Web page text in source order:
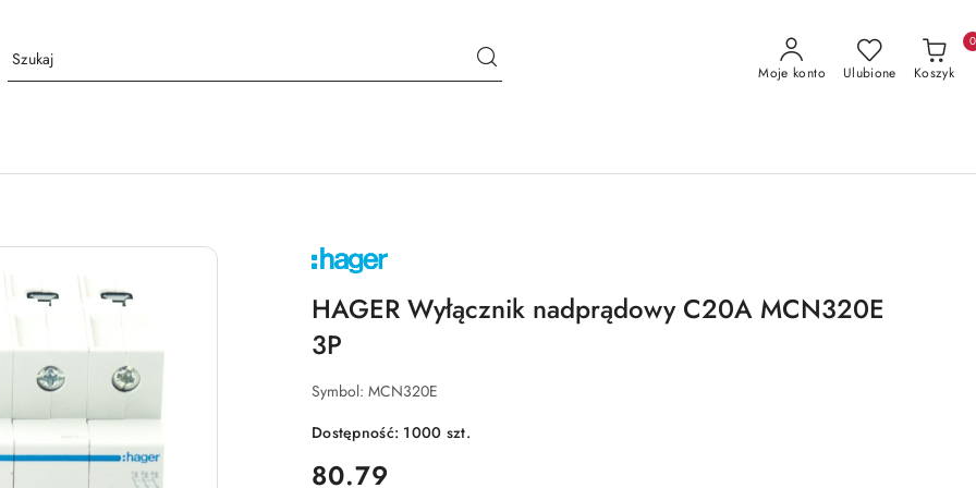
Moje konto Ulubione Koszyk
0
NAZWA
PRODUCENTA:
HAGER Wyłącznik nadprądowy C20A MCN320E
3P
Symbol: MCN320E
Dostępność: 1000 szt.
cena:
80.79